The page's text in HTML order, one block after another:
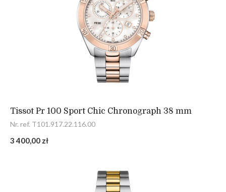
Tissot Pr 100 Sport Chic Chronograph 38 mm
Nr. ref. T101.917.22.116.00
3 400,00 zł